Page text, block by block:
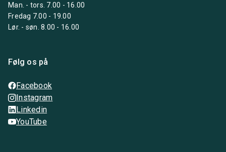
Man. - tors. 7.00 - 16.00
Fredag 7.00 - 19.00
Lør. - søn. 8.00 - 16.00
Følg os på
Facebook
Instagram
Linkedin
YouTube